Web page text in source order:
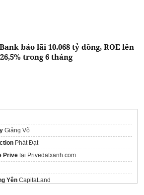
báo lãi 10.068 tỷ đồng, ROE lên
trong 6 tháng
Giảng Võ
Phát Đạt
Prive tại Privedatxanh.com
Yên CapitaLand